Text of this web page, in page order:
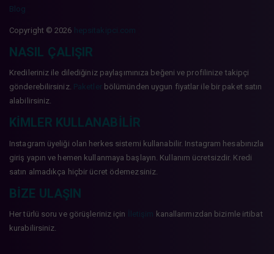
Blog
Copyright © 2026 hepsitakipci.com
NASIL ÇALIŞIR
Kredileriniz ile dilediğiniz paylaşımınıza beğeni ve profilinize takipçi
gönderebilirsiniz. Paketler bölümünden uygun fiyatlar ile bir paket satın
alabilirsiniz.
KIMLER KULLANABILIR
Instagram üyeliği olan herkes sistemi kullanabilir. Instagram hesabınızla
giriş yapın ve hemen kullanmaya başlayın. Kullanım ücretsizdir. Kredi
satın almadıkça hiçbir ücret ödemezsiniz.
BIZE ULAŞIN
Her türlü soru ve görüşleriniz için
kanallarımızdan bizimle irtibat
kurabilirsiniz.